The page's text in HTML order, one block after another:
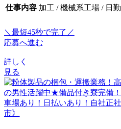
仕事内容 加工 / 機械系工場 / 日勤
＼最短45秒で完了／
応募へ進む
詳しく
見る